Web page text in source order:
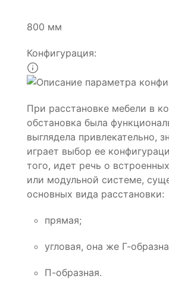
800 мм
Конфигурация:
При расстановке мебели в
обстановка была
выглядела привлекательно,
играет выбор ее
того, идет речь о
или модульной системе,
основных вида расстановки:
прямая;
угловая, она же Г-
П-образная.